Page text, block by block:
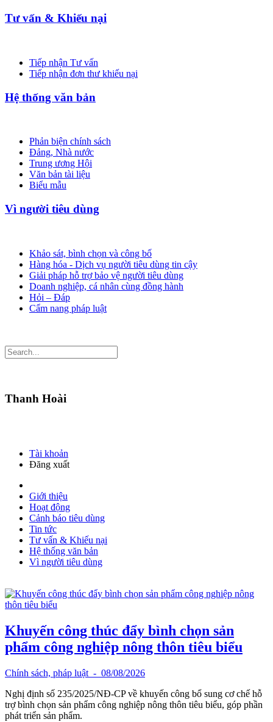
Tư vấn & Khiếu nại
Tiếp nhận Tư vấn
Tiếp nhận đơn thư khiếu nại
Hệ thống văn bản
Phản biện chính sách
Đảng, Nhà nước
Trung ương Hội
Văn bản tài liệu
Biểu mẫu
Vì người tiêu dùng
Khảo sát, bình chọn và công bố
Hàng hóa - Dịch vụ người tiêu dùng tin cậy
Giải pháp hỗ trợ bảo vệ người tiêu dùng
Doanh nghiệp, cá nhân cùng đồng hành
Hỏi – Đáp
Cẩm nang pháp luật
Thanh Hoài
Tài khoản
Đăng xuất
Giới thiệu
Hoạt động
Cảnh báo tiêu dùng
Tin tức
Tư vấn & Khiếu nại
Hệ thống văn bản
Vì người tiêu dùng
Khuyến công thúc đẩy bình chọn sản
phẩm công nghiệp nông thôn tiêu biểu
Chính sách, pháp luật - 08/08/2026
Nghị định số 235/2025/NĐ-CP về khuyến công bổ sung cơ chế hỗ
trợ bình chọn sản phẩm công nghiệp nông thôn tiêu biểu, góp phần
phát triển sản phẩm.